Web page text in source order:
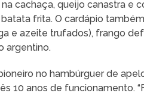
cachaça, queijo canastra e
frita. O cardápio
e azeite trufados), frango
argentino.
no hambúrguer de
10 anos de funcionamento.